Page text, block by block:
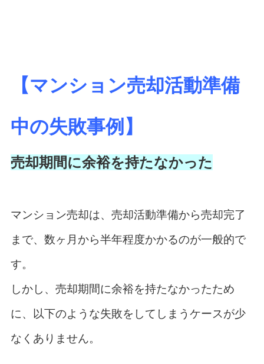
【マンション売却活動準備
中の失敗事例】
売却期間に余裕を持たなかった
マンション売却は、売却活動準備から売却完了
まで、数ヶ月から半年程度かかるのが一般的で
す。
しかし、売却期間に余裕を持たなかったため
に、以下のような失敗をしてしまうケースが少
なくありません。